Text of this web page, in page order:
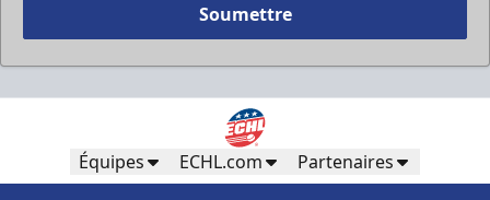
Soumettre
Équipes ECHL.com Partenaires